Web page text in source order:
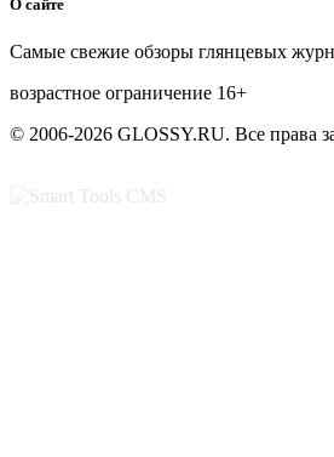
О сайте
Самые свежие обзоры глянцевых
возрастное ограничение 16+
© 2006-2026 GLOSSY.RU. Все права